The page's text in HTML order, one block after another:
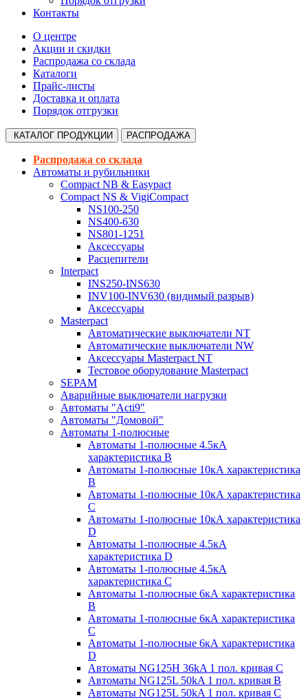
Контакты
О центре
Акции и скидки
Распродажа со склада
Каталоги
Прайс-листы
Доставка и оплата
Порядок отгрузки
КАТАЛОГ ПРОДУКЦИИ РАСПРОДАЖА
Распродажа со склада
Автоматы и рубильники
Compact NB & Easypact
Compact NS & VigiCompact
NS100-250
NS400-630
NS801-1251
Аксессуары
Расцепители
Interpact
INS250-INS630
INV100-INV630 (видимый разрыв)
Аксессуары
Masterpact
Автоматические выключатели NT
Автоматические выключатели NW
Аксессуары Masterpact NT
Тестовое оборудование Masterpact
SEPAM
Аварийные выключатели нагрузки
Автоматы "Acti9"
Автоматы "Домовой"
Автоматы 1-полюсные
Автоматы 1-полюсные 4.5кА
характеристика В
Автоматы 1-полюсные 10кА характеристика
B
Автоматы 1-полюсные 10кА характеристика
C
Автоматы 1-полюсные 10кА характеристика
D
Автоматы 1-полюсные 4.5кА
характеристика D
Автоматы 1-полюсные 4.5кА
характеристика С
Автоматы 1-полюсные 6кА характеристика
B
Автоматы 1-полюсные 6кА характеристика
C
Автоматы 1-полюсные 6кА характеристика
D
Автоматы NG125H 36kA 1 пол. кривая C
Автоматы NG125L 50kA 1 пол. кривая B
Автоматы NG125L 50kA 1 пол. кривая C